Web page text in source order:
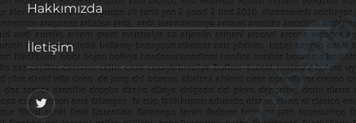
Hakkımızda
İletişim
@footballove